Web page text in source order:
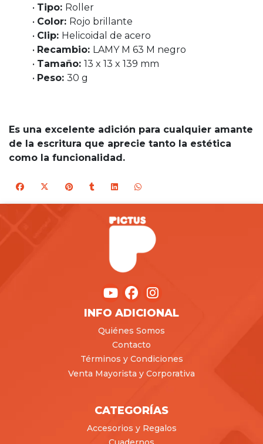
• Tipo: Roller
• Color: Rojo brillante
• Clip: Helicoidal de acero
• Recambio: LAMY M 63 M negro
• Tamaño: 13 x 13 x 139 mm
• Peso: 30 g
Es una excelente adición para cualquier amante
de la escritura que aprecie tanto la estética
como la funcionalidad.
INFO ADICIONAL
Quiénes Somos
Contacto
Términos y Condiciones
Venta Mayorista y Corporativa
CATEGORÍAS
Accesorios y Regalos